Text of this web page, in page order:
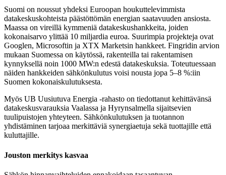
Suomi on noussut yhdeksi Euroopan houkuttelevimmista
datakeskuskohteista päästöttömän energian saatavuuden ansiosta.
Maassa on vireillä kymmeniä datakeskushankkeita, joiden
kokonaisarvo ylittää 10 miljardia euroa. Suurimpia projekteja ovat
Googlen, Microsoftin ja XTX Marketsin hankkeet. Fingridin arvion
mukaan Suomessa on käytössä, rakenteilla tai rakentamisen
kynnyksellä noin 1000 MW:n edestä datakeskuksia. Toteutuessaan
näiden hankkeiden sähkönkulutus voisi nousta jopa 5–8 %:iin
Suomen kokonaiskulutuksesta.
Myös UB Uusiutuva Energia -rahasto on tiedottanut kehittävänsä
datakeskusvarauksia Vaalassa ja Hyrynsalmella sijaitsevien
tuulipuistojen yhteyteen. Sähkönkulutuksen ja tuotannon
yhdistäminen tarjoaa merkittäviä synergiaetuja sekä tuottajille että
kuluttajille.
Jouston merkitys kasvaa